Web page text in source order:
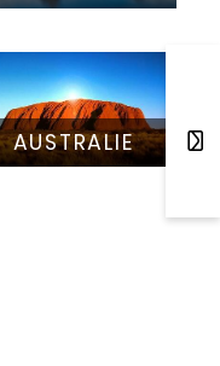
AUSTRALIE